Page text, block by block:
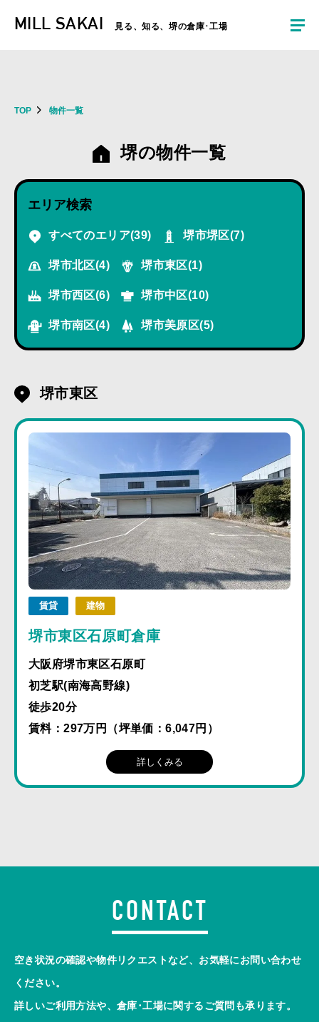
だきます。ご不便をおかけしますがよろしくお願いします。
MILL SAKAI 見る、知る、堺の倉庫･工場
TOP 物件一覧
堺の物件一覧
エリア検索
すべてのエリア(39) 堺市堺区(7)
堺市北区(4) 堺市東区(1)
堺市西区(6) 堺市中区(10)
堺市南区(4) 堺市美原区(5)
堺市東区
賃貸 建物
堺市東区石原町倉庫
大阪府堺市東区石原町
初芝駅(南海高野線)
徒歩20分
賃料：297万円（坪単価：6,047円）
詳しくみる
CONTACT
空き状況の確認や物件リクエストなど、お気軽にお問い合わせ
ください。
詳しいご利用方法や、倉庫･工場に関するご質問も承ります。